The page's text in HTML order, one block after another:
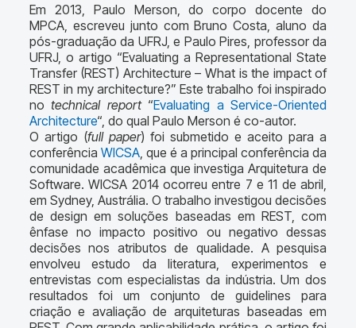
Em 2013, Paulo Merson, do corpo docente do
MPCA, escreveu junto com Bruno Costa, aluno da
pós-graduação da UFRJ, e Paulo Pires, professor da
UFRJ, o artigo “Evaluating a Representational State
Transfer (REST) Architecture – What is the impact of
REST in my architecture?” Este trabalho foi inspirado
notechnical report“Evaluating a Service-Oriented
Architecture“, do qual Paulo Merson é co-autor.
O artigo (full paper) foi submetido e aceito para a
conferência WICSA, que é a principal conferência da
comunidade acadêmica que investiga Arquitetura de
Software. WICSA 2014 ocorreu entre 7 e 11 de abril,
em Sydney, Austrália. O trabalho investigou decisões
de design em soluções baseadas em REST, com
ênfase no impacto positivo ou negativo dessas
decisões nos atributos de qualidade. A pesquisa
envolveu estudo da literatura, experimentos e
entrevistas com especialistas da indústria. Um dos
resultados foi um conjunto de guidelines para
criação e avaliação de arquiteturas baseadas em